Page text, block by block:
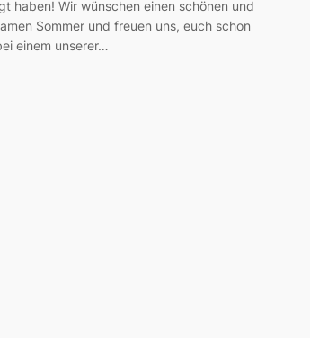
haben! Wir wünschen einen schönen und
Sommer und freuen uns, euch schon
einem unserer…